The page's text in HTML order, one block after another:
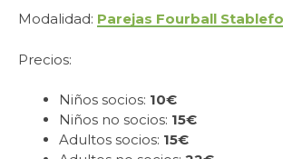
Modalidad: Parejas Fourball
Precios:
Niños socios: 10€
Niños no socios: 15€
Adultos socios: 15€